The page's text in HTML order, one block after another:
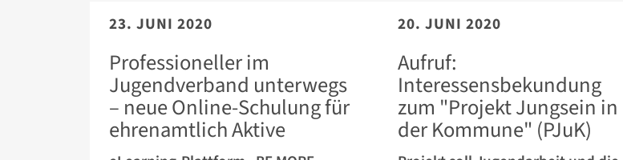
23. JUNI 2020
Professioneller im
Jugendverband unterwegs
– neue Online-Schulung für
ehrenamtlich Aktive
20. JUNI 2020
Aufruf:
Interessensbekundung
zum "Projekt Jungsein in
der Kommune" (PJuK)